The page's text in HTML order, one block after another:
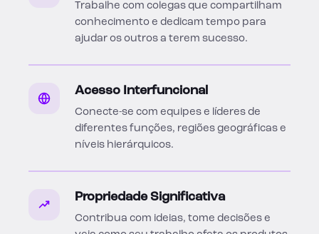
Trabalhe com colegas que compartilham
conhecimento e dedicam tempo para
ajudar os outros a terem sucesso.
Acesso Interfuncional
Conecte-se com equipes e líderes de
diferentes funções, regiões geográficas e
níveis hierárquicos.
Propriedade Significativa
Contribua com ideias, tome decisões e